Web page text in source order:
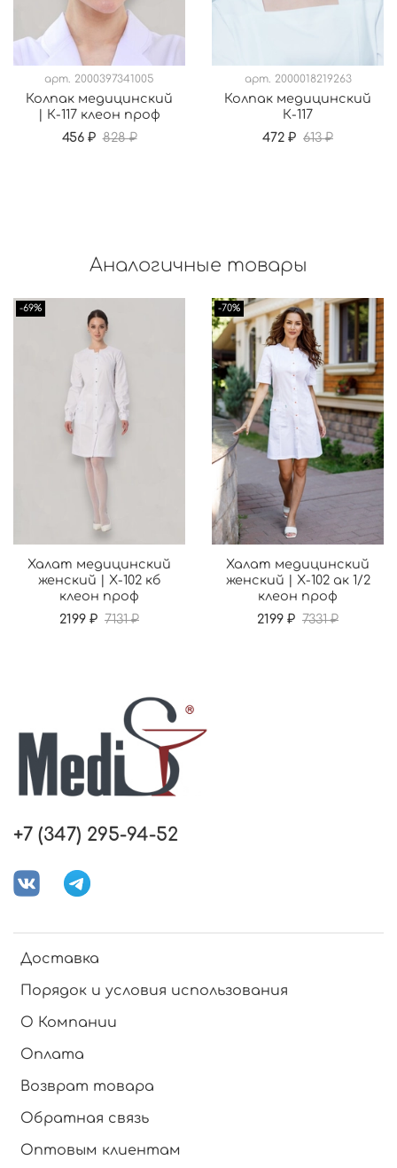
арт. 2000397341005
Колпак медицинский
| К-117 клеон проф
456 ₽ 828 ₽
арт. 2000018219263
Колпак медицинский
К-117
472 ₽ 613 ₽
Аналогичные товары
-69%
Халат медицинский
женский | Х-102 кб
клеон проф
2199 ₽ 7131 ₽
-70%
Халат медицинский
женский | Х-102 ак 1/2
клеон проф
2199 ₽ 7331 ₽
Доставка
Порядок и условия использования
О Компании
Оплата
Возврат товара
Обратная связь
Оптовым клиентам
+7 (347) 295-94-52